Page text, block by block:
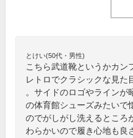
とけい(50代・男性)
こちら武道靴というかカン
レトロでクラシックな見た
。サイドのロゴやラインが
の体育館シューズみたいで
のでがしがし洗えるところ
わらかいので履き心地も良